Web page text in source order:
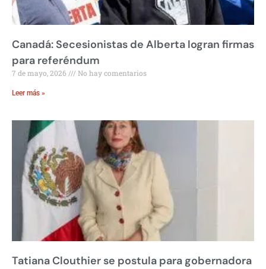
Canadá: Secesionistas de Alberta logran firmas
para referéndum
7 de mayo, 2026 No hay comentarios
Leer más »
Tatiana Clouthier se postula para gobernadora